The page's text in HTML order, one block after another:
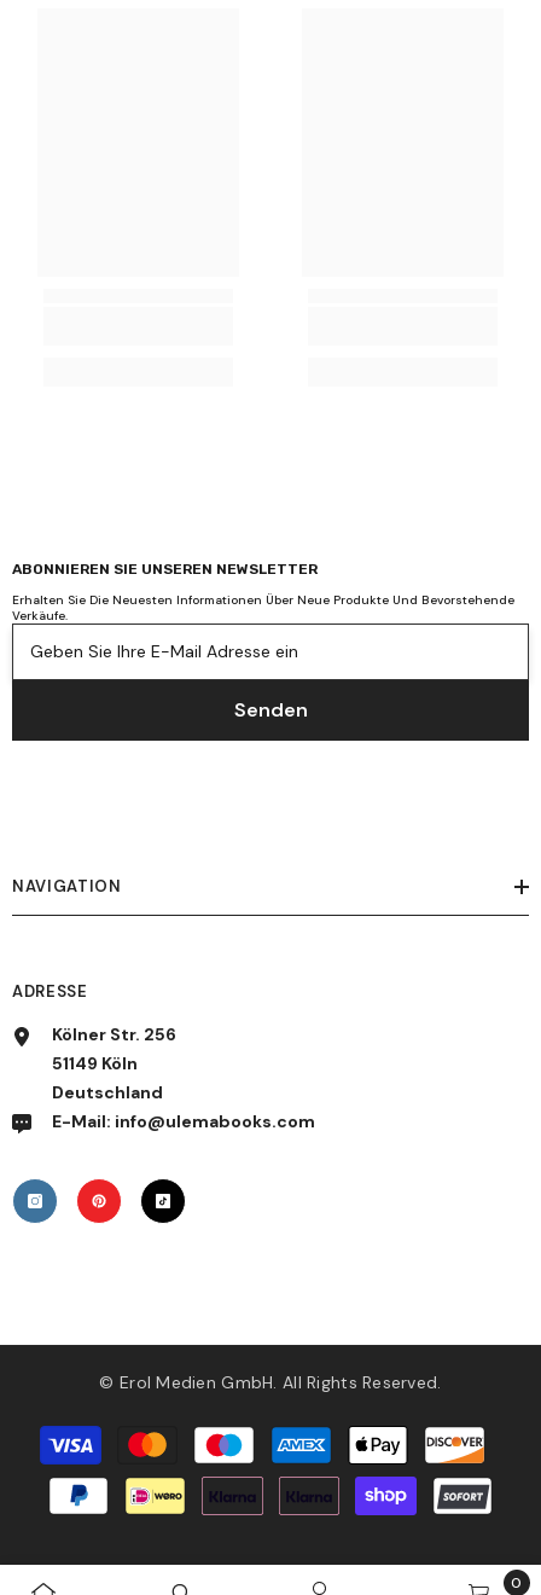
ABONNIEREN SIE UNSEREN NEWSLETTER
Erhalten Sie Die Neuesten Informationen Über Neue Produkte Und Bevorstehende
Verkäufe.
Geben Sie Ihre E-Mail Adresse ein
Senden
NAVIGATION
ADRESSE
Kölner Str. 256
51149 Köln
Deutschland
E-Mail: info@ulemabooks.com
© Erol Medien GmbH. All Rights Reserved.
Zahlungsmethoden
0